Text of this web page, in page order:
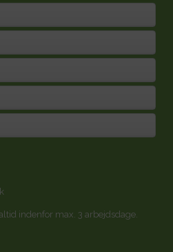
indenfor max. 3 arbejdsdage.